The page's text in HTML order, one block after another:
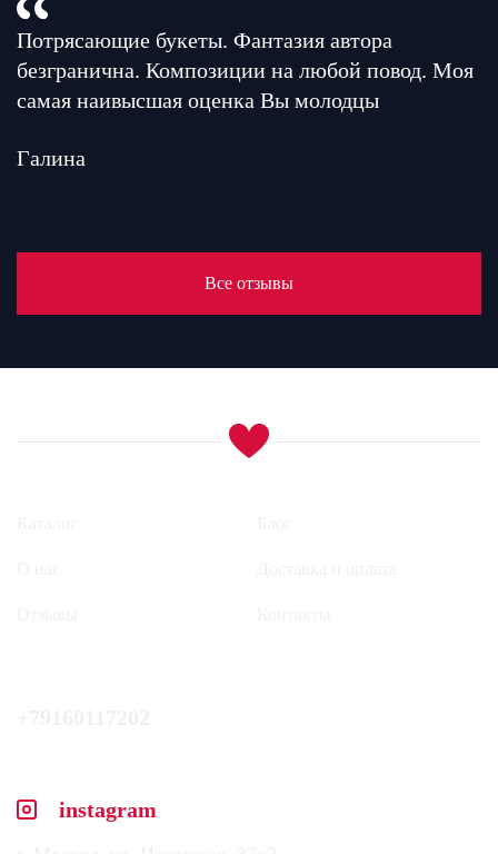
Потрясающие букеты. Фантазия автора
безгранична. Композиции на любой повод. Моя
самая наивысшая оценка Вы молодцы
Галина
Все отзывы
instagram